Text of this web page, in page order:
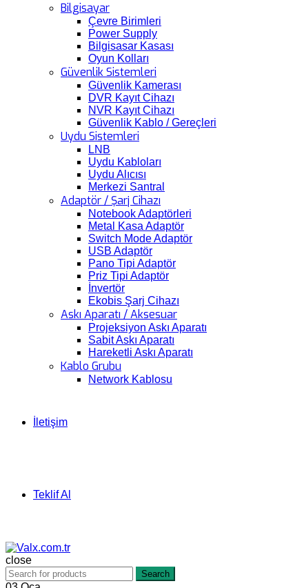
Bilgisayar
Çevre Birimleri
Power Supply
Bilgisasar Kasası
Oyun Kolları
Güvenlik Sistemleri
Güvenlik Kamerası
DVR Kayıt Cihazı
NVR Kayıt Cihazı
Güvenlik Kablo / Gereçleri
Uydu Sistemleri
LNB
Uydu Kabloları
Uydu Alıcısı
Merkezi Santral
Adaptör / Şarj Cihazı
Notebook Adaptörleri
Metal Kasa Adaptör
Switch Mode Adaptör
USB Adaptör
Pano Tipi Adaptör
Priz Tipi Adaptör
İnvertör
Ekobis Şarj Cihazı
Askı Aparatı / Aksesuar
Projeksiyon Askı Aparatı
Sabit Askı Aparatı
Hareketli Askı Aparatı
Kablo Grubu
Network Kablosu
İletişim
Teklif Al
close
Search